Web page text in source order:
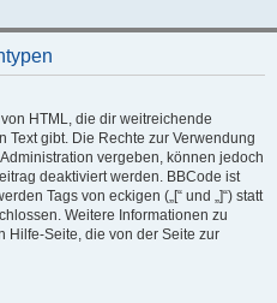
HTML, die dir weitreichende
Text gibt. Die Rechte zur Verwendung
vergeben, können jedoch
deaktiviert werden. BBCode ist
Tags von eckigen („[“ und „]“) statt
Weitere Informationen zu
Hilfe-Seite, die von der Seite zur